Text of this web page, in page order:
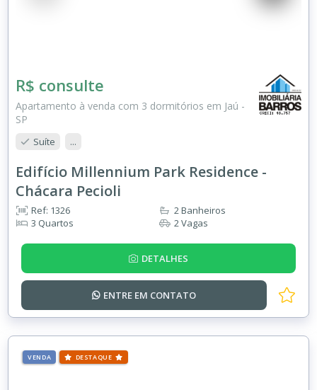
R$ consulte
Apartamento à venda com 3 dormitórios em Jaú -
SP
Suíte ...
Edifício Millennium Park Residence -
Chácara Pecioli
Ref: 1326
3 Quartos
2 Banheiros
2 Vagas
DETALHES
ENTRE EM CONTATO
VENDA DESTAQUE